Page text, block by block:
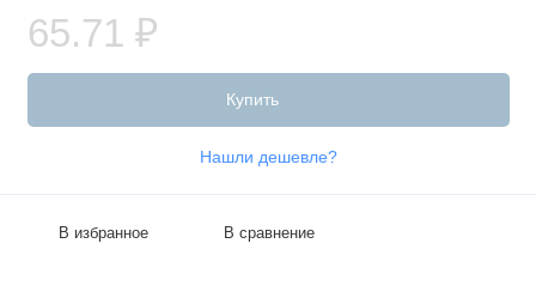
65.71 ₽
Купить
Нашли дешевле?
В избранное В сравнение